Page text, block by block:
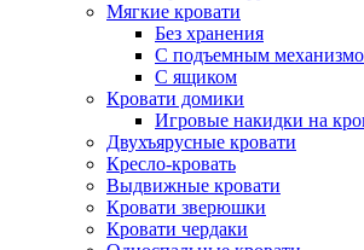
Мягкие кровати
Без хранения
С подъемным
С ящиком
Кровати домики
Игровые накидки на
Двухъярусные кровати
Кресло-кровать
Выдвижные кровати
Кровати зверюшки
Кровати чердаки